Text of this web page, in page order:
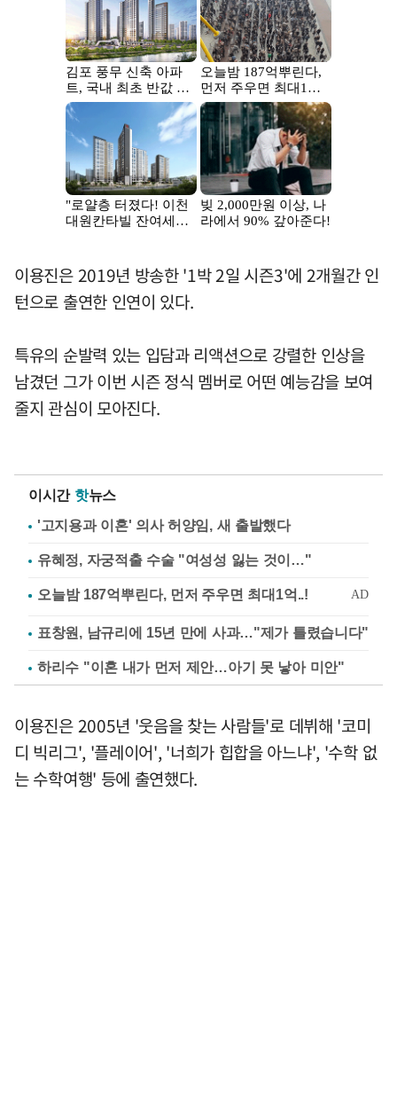
이용진은 2019년 방송한 '1박 2일 시즌3'에 2개월간 인
턴으로 출연한 인연이 있다.
특유의 순발력 있는 입담과 리액션으로 강렬한 인상을
남겼던 그가 이번 시즌 정식 멤버로 어떤 예능감을 보여
줄지 관심이 모아진다.
이시간 핫뉴스
'고지용과 이혼' 의사 허양임, 새 출발했다
유혜정, 자궁적출 수술 "여성성 잃는 것이…"
표창원, 남규리에 15년 만에 사과…"제가 틀렸습니다"
하리수 "이혼 내가 먼저 제안…아기 못 낳아 미안"
이용진은 2005년 '웃음을 찾는 사람들'로 데뷔해 '코미
디 빅리그', '플레이어', '너희가 힙합을 아느냐', '수학 없
는 수학여행' 등에 출연했다.